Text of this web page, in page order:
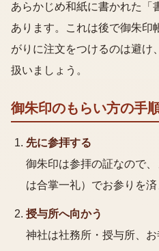
あらかじめ和紙に書かれた「
あります。これは後で御朱印
がりに注文をつけるのは避け
扱いましょう。
御朱印のもらい方の手
先に参拝する
御朱印は参拝の証なので
は合掌一礼）でお参りを済
授与所へ向かう
神社は社務所・授与所、